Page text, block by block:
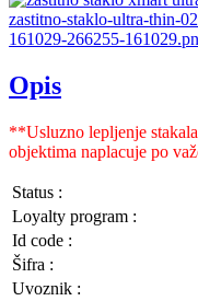
Opis
**Usluzno lepljenje
objektima naplacuje po
Status :
Loyalty program :
Id code :
Šifra :
Uvoznik :